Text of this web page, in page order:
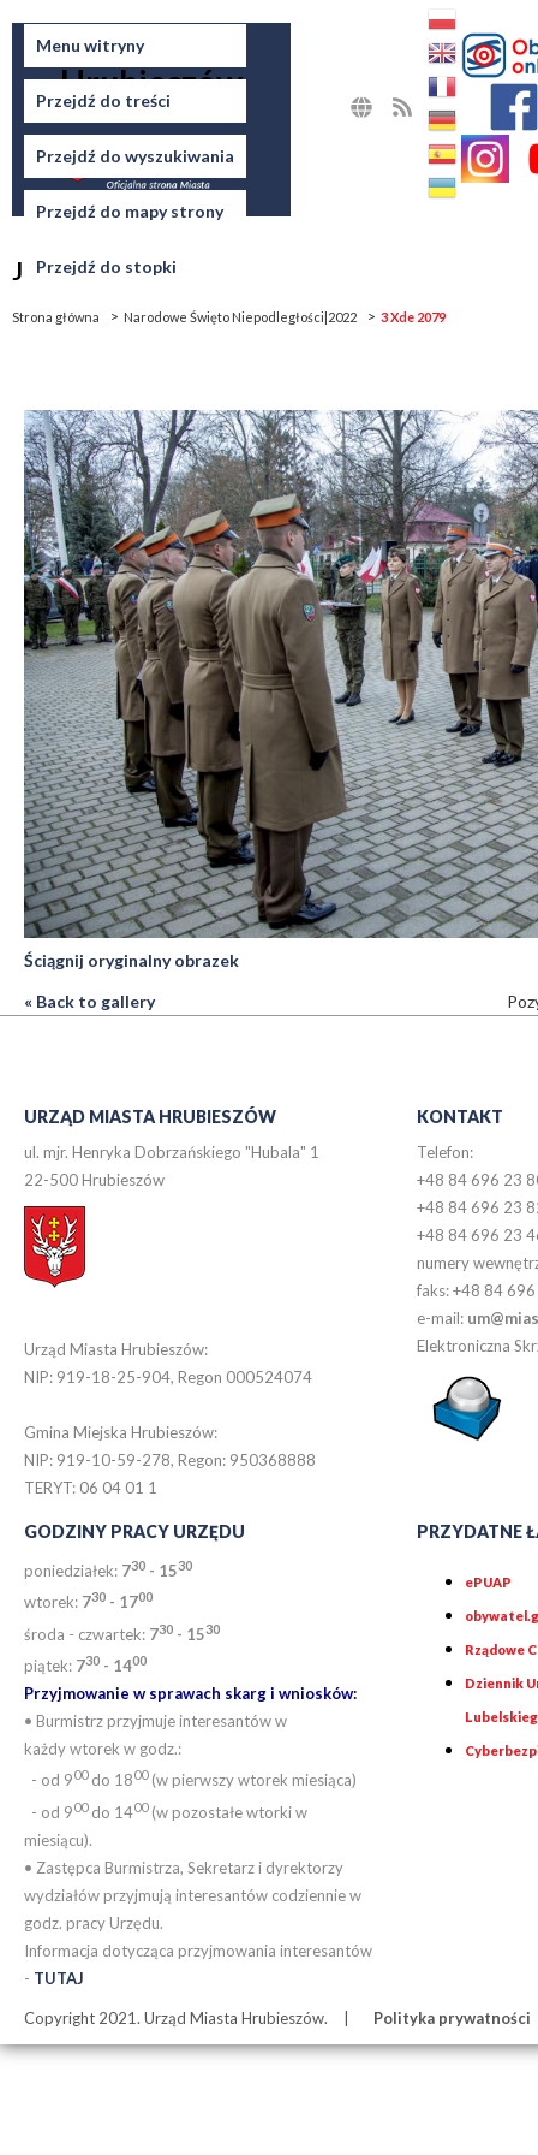
Menu witryny
Przejdź do treści
Przejdź do wyszukiwania
Przejdź do mapy strony
Przejdź do stopki
Miasto
Hrubieszów
Jesteś tutaj
Strona główna Narodowe Święto Niepodległości|2022 3 Xde 2079
Ściągnij oryginalny obrazek
« Back to gallery
URZĄD MIASTA HRUBIESZÓW
ul. mjr. Henryka Dobrzańskiego "Hubala" 1
22-500 Hrubieszów
Urząd Miasta Hrubieszów:
NIP: 919-18-25-904, Regon 000524074
Gmina Miejska Hrubieszów:
NIP: 919-10-59-278, Regon: 950368888
TERYT: 06 04 01 1
KONTAKT
Telefon:
+48 84 696 23
+48 84 696 23
+48 84 696 23
numery
faks: +48 84
e-mail:
Elektroniczna
GODZINY PRACY URZĘDU
poniedziałek: 730 - 1530
wtorek: 730 - 1700
środa - czwartek: 730 - 1530
piątek: 730 - 1400
Przyjmowanie w sprawach skarg i wniosków:
• Burmistrz przyjmuje interesantów w
każdy wtorek w godz.:
- od 900do 1800(w pierwszy wtorek miesiąca)
- od 900do 1400(w pozostałe wtorki w
miesiącu).
• Zastępca Burmistrza, Sekretarz i dyrektorzy
wydziałów przyjmują interesantów codziennie w
godz. pracy Urzędu.
Informacja dotycząca przyjmowania interesantów
- TUTAJ
PRZYDATNE
ePUAP
Rządowe
Dziennik
Copyright 2021. Urząd Miasta Hrubieszów. Polityka prywatności